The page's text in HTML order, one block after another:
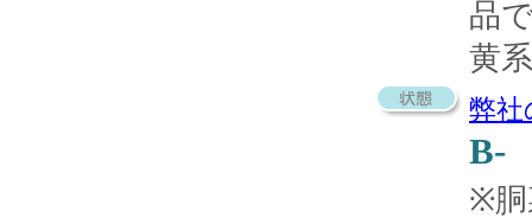
品
黄
弊社
B-
※胴